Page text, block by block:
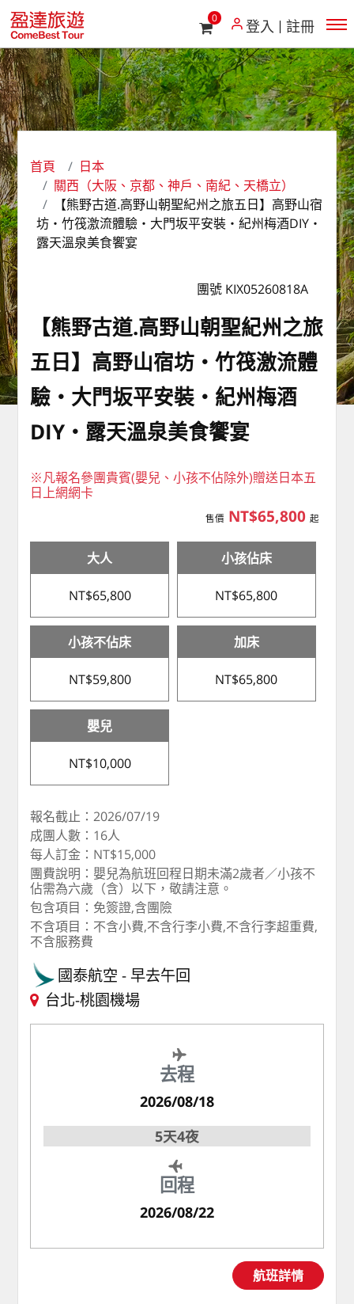
0 登入 註冊
首頁
日本
關西（大阪、京都、神戶、南紀、天橋立）
【熊野古道.高野山朝聖紀州之旅五日】高野山宿
坊‧竹筏激流體驗‧大門坂平安裝‧紀州梅酒DIY‧
露天溫泉美食饗宴
團號 KIX05260818A
【熊野古道.高野山朝聖紀州之旅
五日】高野山宿坊‧竹筏激流體
驗‧大門坂平安裝‧紀州梅酒
DIY‧露天溫泉美食饗宴
※凡報名參團貴賓(嬰兒、小孩不佔除外)贈送日本五
日上網網卡
售價 NT$65,800 起
大人
NT$65,800
小孩佔床
NT$65,800
小孩不佔床
NT$59,800
加床
NT$65,800
嬰兒
NT$10,000
報名截止：2026/07/19
成團人數：16人
每人訂金：NT$15,000
團費說明：嬰兒為航班回程日期未滿2歲者／小孩不
佔需為六歲（含）以下，敬請注意。
包含項目：免簽證,含團險
不含項目：不含小費,不含行李小費,不含行李超重費,
不含服務費
國泰航空
早去午回
台北-桃園機場
去程
2026/08/18
5天4夜
回程
2026/08/22
航班詳情